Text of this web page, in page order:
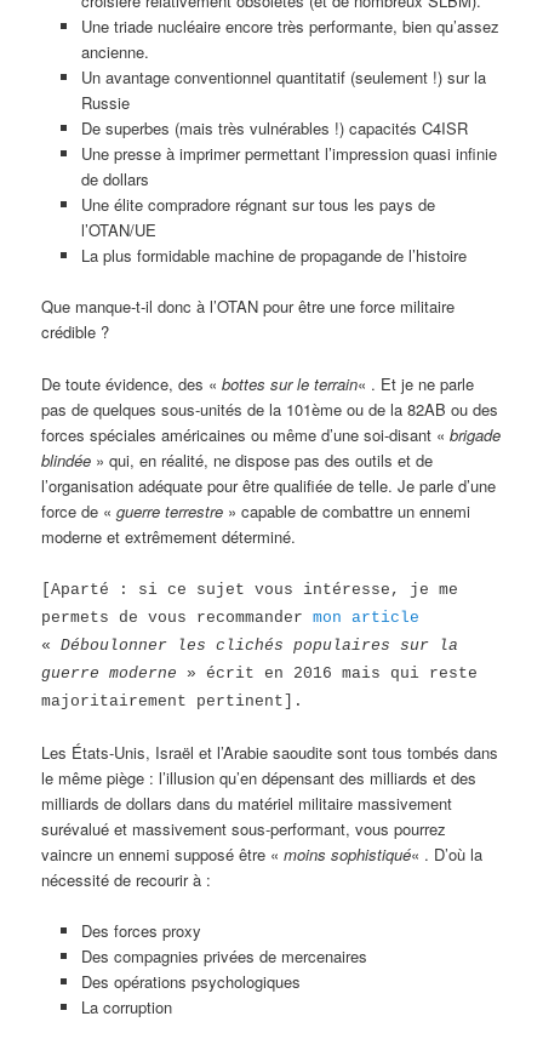
Une triade nucléaire encore très performante, bien qu’assez
ancienne.
Un avantage conventionnel quantitatif (seulement !) sur la
Russie
De superbes (mais très vulnérables !) capacités C4ISR
Une presse à imprimer permettant l’impression quasi infinie
de dollars
Une élite compradore régnant sur tous les pays de
l’OTAN/UE
La plus formidable machine de propagande de l’histoire
Que manque-t-il donc à l’OTAN pour être une force militaire
crédible ?
De toute évidence, des «bottes sur le terrain« . Et je ne parle
pas de quelques sous-unités de la 101ème ou de la 82AB ou des
forces spéciales américaines ou même d’une soi-disant «brigade
blindée » qui, en réalité, ne dispose pas des outils et de
l’organisation adéquate pour être qualifiée de telle. Je parle d’une
force de «guerre terrestre » capable de combattre un ennemi
moderne et extrêmement déterminé.
[Aparté : si ce sujet vous intéresse, je me
permets de vous recommandermon article
«Déboulonner les clichés populaires sur la
guerre moderne » écrit en 2016 mais qui reste
majoritairement pertinent].
Les États-Unis, Israël et l’Arabie saoudite sont tous tombés dans
le même piège : l’illusion qu’en dépensant des milliards et des
milliards de dollars dans du matériel militaire massivement
surévalué et massivement sous-performant, vous pourrez
vaincre un ennemi supposé être «moins sophistiqué« . D’où la
nécessité de recourir à :
Des forces proxy
Des compagnies privées de mercenaires
Des opérations psychologiques
La corruption